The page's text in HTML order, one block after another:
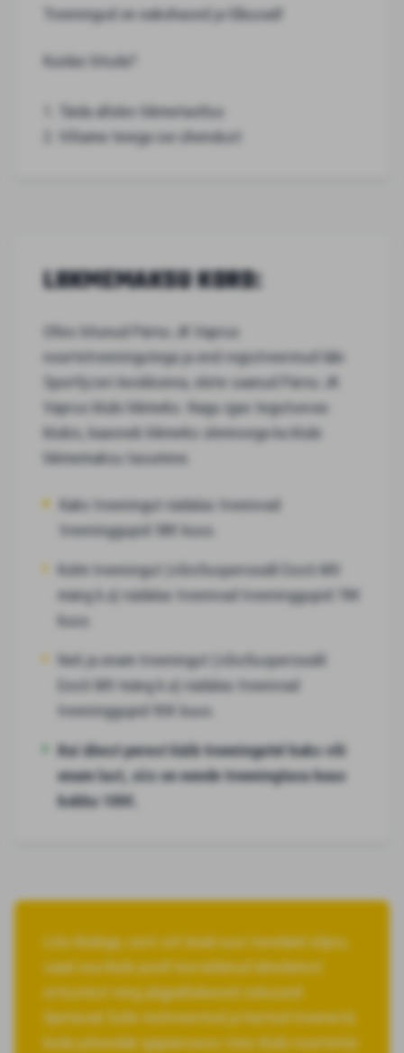
Treeningud on eakohased ja lõbusad!
Kuidas liituda?
1. Täida allolev liikmetaotlus
2. Võtame teiega ise ühendust
LIIKMEMAKSU KORD:
Olles liitunud Pärnu JK Vaprus
noortetreeningutega ja end registreerinud läbi
Sportlyzeri keskkonna, olete saanud Pärnu JK
Vaprus klubi liikmeks. Nagu igas tegutsevas
klubis, kaasneb liikmeks olemisega ka klubi
liikmemaksu tasumine.
Kaks treeningut nädalas treenivad
treeninggupid 58€ kuus.
Kolm treeningut (võistlusperioodil Eesti MV
mäng k.a) nädalas treenivad treeninggupid 78€
kuus.
Neli ja enam treeningut (võistlusperioodil
Eesti MV mäng k.a) nädalas treenivad
treeninggupid 90€ kuus.
Kui ühest perest käib treeningutel kaks või
enam last, siis on nende treeningtasu kuus
kokku 100€.
Liitu klubiga, sest siit leiad uusi toredaid sõpru,
saad osa klubi poolt korraldatud lahedatest
üritustest ning jalgpallialaseid oskuseid
õpetavad Sulle motiveeritud ja haritud treenerid,
keda juhendab igapäevases töös klubi noortetöö